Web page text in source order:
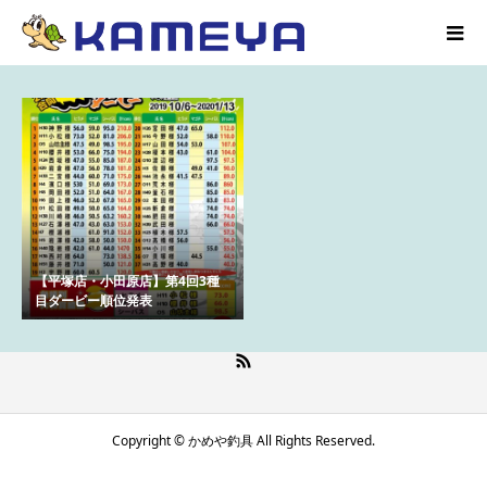
【平塚店・小田原店】第4回3種
目ダービー順位発表
Copyright © かめや釣具 All Rights Reserved.